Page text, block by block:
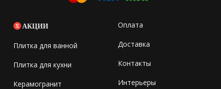
АКЦИИ
Плитка для ванной
Плитка для кухни
Керамогранит
Оплата
Доставка
Контакты
Интерьеры